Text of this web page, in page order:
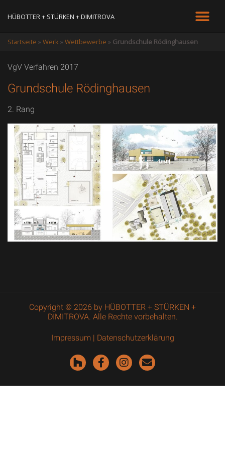
HÜBOTTER + STÜRKEN + DIMITROVA
Startseite » Werk » Wettbewerbe » Grundschule Rödinghausen
VgV Verfahren 2017
Grundschule Rödinghausen
2. Rang
Copyright © 2026 by HÜBOTTER + STÜRKEN +
DIMITROVA. Alle Rechte vorbehalten.
Impressum | Datenschutzerklärung